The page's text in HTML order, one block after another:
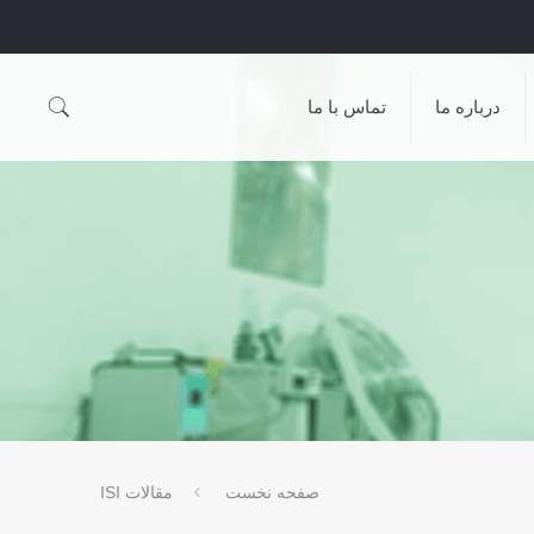
درباره ما تماس با ما
صفحه نخست مقالات ISI